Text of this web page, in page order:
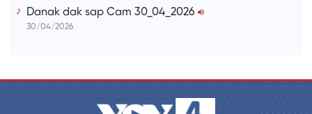
Danak dak sap Cam 30_04_2026
30/04/2026